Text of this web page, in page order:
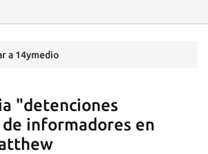
a 14ymedio
"detenciones
informadores en